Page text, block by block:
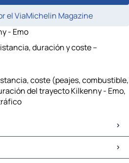
el ViaMichelin Magazine
- Emo
duración y coste –
coste (peajes, combustible,
del trayecto Kilkenny - Emo,